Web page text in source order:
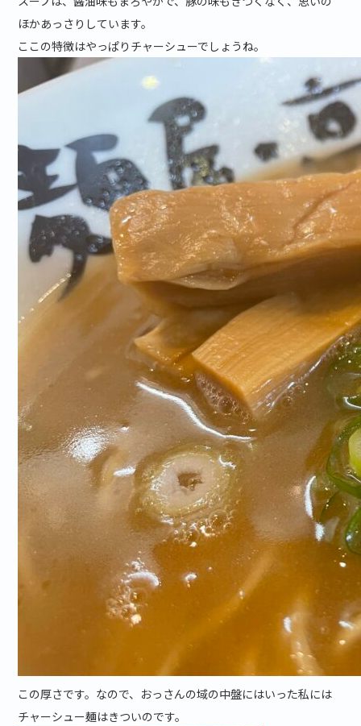
ほかあっさりしています。
ここの特徴はやっぱりチャーシューでしょうね。
この厚さです。なので、おっさんの域の中盤にはいった私には
チャーシュー麺はきついのです。